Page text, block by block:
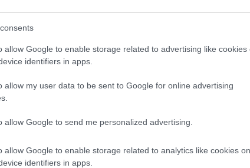
allow Google to enable storage related to advertising like cookies
identifiers in apps.
allow my user data to be sent to Google for online advertising
allow Google to send me personalized advertising.
allow Google to enable storage related to analytics like cookies on
identifiers in apps.
klasická izolácia
v mrazoch zlyháva
to vyriešiť raz a navždy
ho na marhuliach v